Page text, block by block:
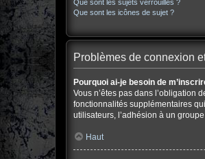
Que sont les sujets verrouillés ?
Que sont les icônes de sujet ?
Problèmes de connexion
Pourquoi ai-je besoin de
Vous n’êtes pas dans l’obligation
fonctionnalités supplémentaires
utilisateurs, l’adhésion à un
Haut